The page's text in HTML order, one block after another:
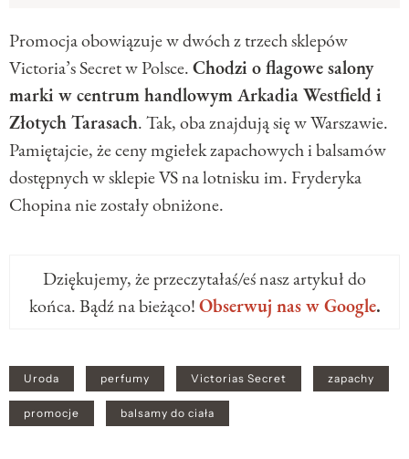
Promocja obowiązuje w dwóch z trzech sklepów
Victoria’s Secret w Polsce.Chodzi o flagowe salony
marki w centrum handlowym Arkadia Westfield i
Złotych Tarasach. Tak, oba znajdują się w Warszawie.
Pamiętajcie, że ceny mgiełek zapachowych i balsamów
dostępnych w sklepie VS na lotnisku im. Fryderyka
Chopina nie zostały obniżone.
Dziękujemy, że przeczytałaś/eś nasz artykuł do
końca. Bądź na bieżąco!Obserwuj nas w Google.
Uroda perfumy Victorias Secret zapachy
promocje balsamy do ciała